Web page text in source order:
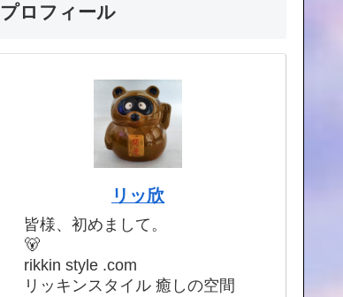
プロフィール
リッ欣
皆様、初めまして。
🐻
rikkin style .com
リッキンスタイル 癒しの空間